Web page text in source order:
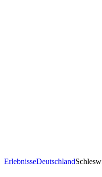
ErlebnisseDeutschland